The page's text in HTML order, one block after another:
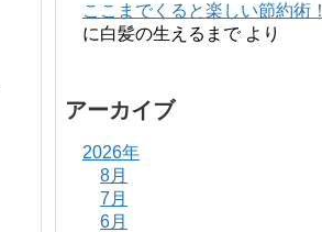
ここまでくると楽しい節約術！
に白髪の生えるまでより
アーカイブ
2026年
8月
7月
6月